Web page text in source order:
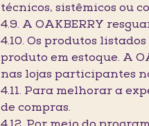
técnicos, sistêmicos ou
4.9. A OAKBERRY
4.10. Os produtos
produto em estoque. A
nas lojas participantes
4.11. Para melhorar a
de compras.